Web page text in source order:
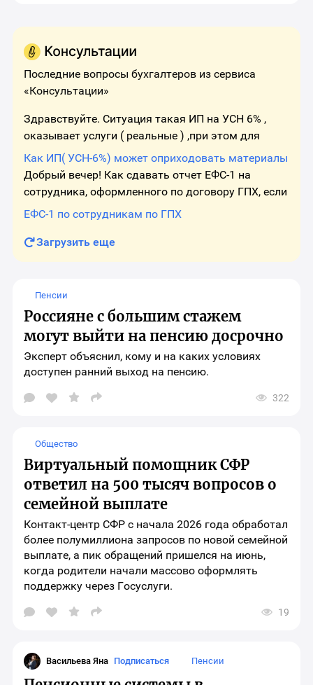
шаринга
Последние вопросы бухгалтеров из сервиса
«Консультации»
Здравствуйте. Ситуация такая ИП на УСН 6% ,
оказывает услуги ( реальные ) ,при этом для
оказания услуг использует материалы (
зап.части/ расходники - тоже реальные ) . Берет
он это из запасов старых ,
Как ИП( УСН-6%) может оприходовать материалы
Добрый вечер! Как сдавать отчет ЕФС-1 на
сотрудника, оформленного по договору ГПХ, если
договор один, но к нему ежемесячно
Отчет сдается каждый раз, когд
ЕФС-1 по сотрудникам по ГПХ
Загрузить еще
Пенсии
Россияне с большим стажем
могут выйти на пенсию досрочно
Эксперт объяснил, кому и на каких условиях
доступен ранний выход на пенсию.
Открыть
шаринга
322
Общество
Виртуальный помощник СФР
ответил на 500 тысяч вопросов о
семейной выплате
Контакт-центр СФР с начала 2026 года обработал
более полумиллиона запросов по новой семейной
выплате, а пик обращений пришелся на июнь,
когда родители начали массово оформлять
поддержку через Госуслуги.
Открыть
сетей
19
Васильева Яна Подписаться Пенсии